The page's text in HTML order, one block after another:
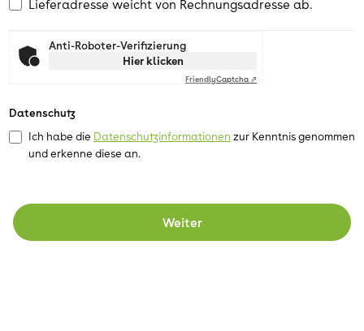
Lieferadresse weicht von Rechnungsadresse ab.
Anti-Roboter-Verifizierung
Hier klicken
FriendlyCaptcha ⇗
Datenschutz
Ich habe die Datenschutzinformationen
und erkenne diese an.
Weiter